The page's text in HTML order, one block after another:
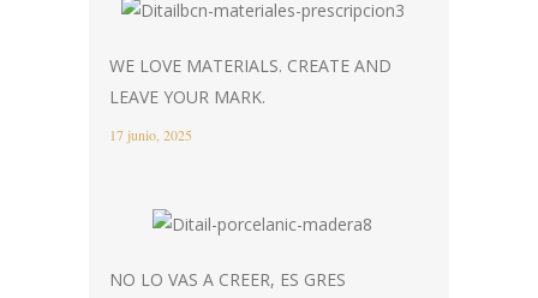
WE LOVE MATERIALS. CREATE AND
LEAVE YOUR MARK.
17 junio, 2025
NO LO VAS A CREER, ES GRES